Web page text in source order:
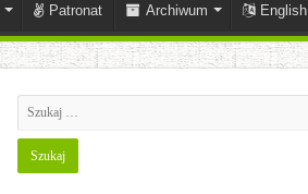
Patronat Archiwum English